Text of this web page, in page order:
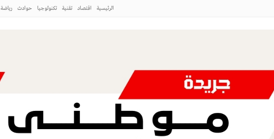
وطالبات الطائف
المقدسة ينفذ ورشة عمل «كيفية التصوير الميداني»
الرئيسية اقتصاد تقنية تكنولوجيا حوادث رياضة